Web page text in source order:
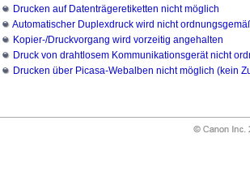
Drucken auf Datenträgeretiketten nicht möglich
Automatischer Duplexdruck wird nicht
Kopier-/Druckvorgang wird vorzeitig angehalten
Druck von drahtlosem Kommunikationsgerät nicht
Drucken über Picasa-Webalben nicht möglich (kein